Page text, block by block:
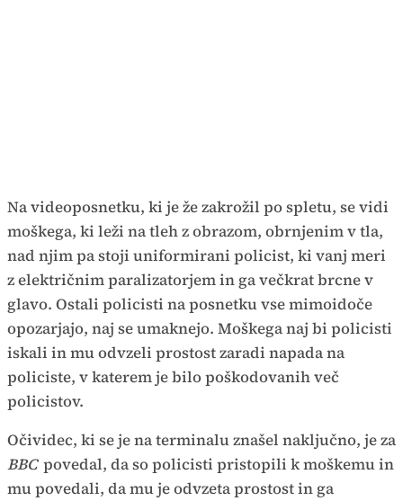
Na videoposnetku, ki je že zakrožil po spletu, se vidi
moškega, ki leži na tleh z obrazom, obrnjenim v tla,
nad njim pa stoji uniformirani policist, ki vanj meri
z električnim paralizatorjem in ga večkrat brcne v
glavo. Ostali policisti na posnetku vse mimoidoče
opozarjajo, naj se umaknejo. Moškega naj bi policisti
iskali in mu odvzeli prostost zaradi napada na
policiste, v katerem je bilo poškodovanih več
policistov.
Očividec, ki se je na terminalu znašel naključno, je za
BBC povedal, da so policisti pristopili k moškemu in
mu povedali, da mu je odvzeta prostost in ga